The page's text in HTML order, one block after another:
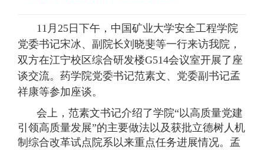
11月25日下午，中国矿业大学安全工程学院
党委书记宋冰、副院长刘晓斐等一行来访我院，
双方在江宁校区综合研发楼G514会议室开展了座
谈交流。药学院党委书记范素文、党委副书记孟
祥康等参加座谈。
会上，范素文书记介绍了学院“以高质量党建
引领高质量发展”的主要做法以及获批立德树人机
制综合改革试点院系以来重点任务进展情况。孟